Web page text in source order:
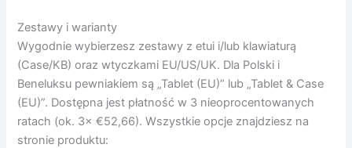
Zestawy i warianty
Wygodnie wybierzesz zestawy z etui i/lub klawiaturą
(Case/KB) oraz wtyczkami EU/US/UK. Dla Polski i
Beneluksu pewniakiem są „Tablet (EU)” lub „Tablet & Case
(EU)”. Dostępna jest płatność w 3 nieoprocentowanych
ratach (ok. 3× €52,66). Wszystkie opcje znajdziesz na
stronie produktu: